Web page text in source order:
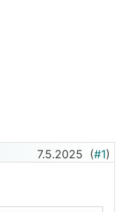
7.5.2025 (#1)